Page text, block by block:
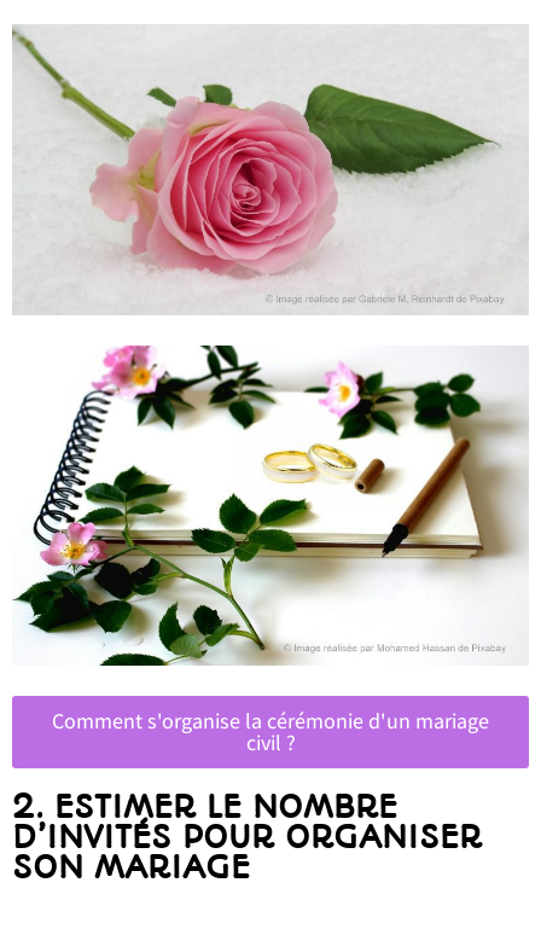
Comment s'organise la cérémonie d'un mariage
civil ?
2. ESTIMER LE NOMBRE
D’INVITÉS POUR ORGANISER
SON MARIAGE